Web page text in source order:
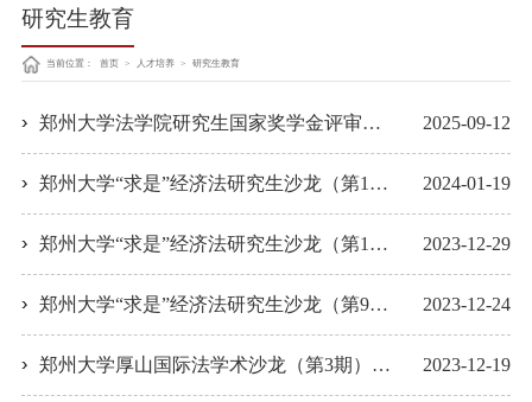
研究生教育
当前位置： 首页 > 人才培养 > 研究生教育
郑州大学法学院研究生国家奖学金评审细则 2025-09-12
郑州大学“求是”经济法研究生沙龙（第11期）举行 2024-01-19
郑州大学“求是”经济法研究生沙龙（第10期）举行 2023-12-29
郑州大学“求是”经济法研究生沙龙（第9期）举行 2023-12-24
郑州大学厚山国际法学术沙龙（第3期）举办 2023-12-19